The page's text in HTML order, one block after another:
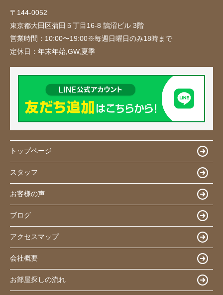
〒144-0052
東京都大田区蒲田５丁目16-8 鵠沼ビル 3階
営業時間： 10:00〜19:00※毎週日曜日のみ18時まで
定休日： 年末年始,GW,夏季
トップページ
スタッフ
お客様の声
ブログ
アクセスマップ
会社概要
お部屋探しの流れ